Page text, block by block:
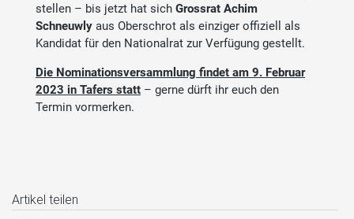
stellen – bis jetzt hat sich Grossrat Achim
Schneuwly aus Oberschrot als einziger offiziell als
Kandidat für den Nationalrat zur Verfügung gestellt.
Die Nominationsversammlung findet am 9. Februar
2023 in Tafers statt – gerne dürft ihr euch den
Termin vormerken.
Artikel teilen